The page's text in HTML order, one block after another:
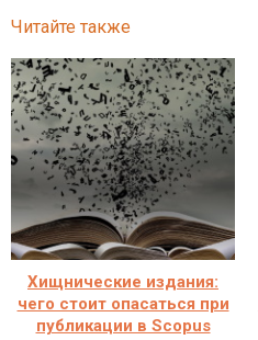
Читайте также
Хищнические издания:
чего стоит опасаться при
публикации в Scopus